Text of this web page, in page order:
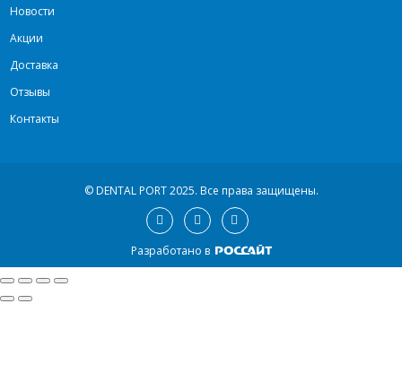
Новости
Акции
Доставка
Отзывы
Контакты
© DENTAL PORT 2025. Все права защищены.
Разработано в